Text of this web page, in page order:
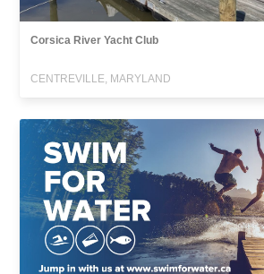
Corsica River Yacht Club
CENTREVILLE, MARYLAND